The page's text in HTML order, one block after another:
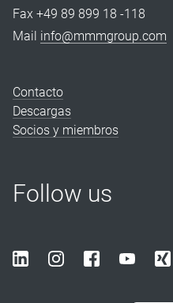
Fax +49 89 899 18 -118
Mail info@mmmgroup.com
Contacto
Descargas
Socios y miembros
Follow us